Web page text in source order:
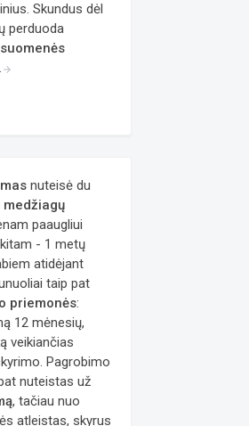
Skundus dėl
perduoda
. arrow_forward
nuteisė du
paaugliui
- 1 metų
atidėjant
taip pat
priemonės:
12 mėnesių,
veikiančias
Pagrobimo
nuteistas už
, tačiau nuo
atleistas, skyrus